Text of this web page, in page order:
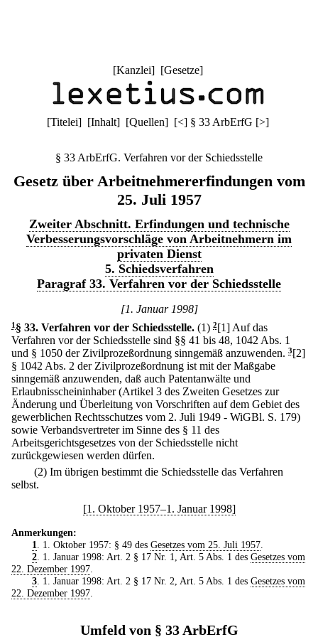
[Kanzlei] [Gesetze]
[Titelei] [Inhalt] [Quellen] [<] § 33 ArbErfG [>]
§ 33 ArbErfG. Verfahren vor der Schiedsstelle
Gesetz über Arbeitnehmererfindungen vom
25. Juli 1957
Zweiter Abschnitt. Erfindungen und technische
Verbesserungsvorschläge von Arbeitnehmern im
privaten Dienst
5. Schiedsverfahren
Paragraf 33. Verfahren vor der Schiedsstelle
[1. Januar 1998]
1 § 33. Verfahren vor der Schiedsstelle. (1) 2[1] Auf das
Verfahren vor der Schiedsstelle sind §§ 41 bis 48, 1042 Abs. 1
und § 1050 der Zivilprozeßordnung sinngemäß anzuwenden. 3[2]
§ 1042 Abs. 2 der Zivilprozeßordnung ist mit der Maßgabe
sinngemäß anzuwenden, daß auch Patentanwälte und
Erlaubnisscheininhaber (Artikel 3 des Zweiten Gesetzes zur
Änderung und Überleitung von Vorschriften auf dem Gebiet des
gewerblichen Rechtsschutzes vom 2. Juli 1949 - WiGBl. S. 179)
sowie Verbandsvertreter im Sinne des § 11 des
Arbeitsgerichtsgesetzes von der Schiedsstelle nicht
zurückgewiesen werden dürfen.
(2) Im übrigen bestimmt die Schiedsstelle das Verfahren
selbst.
[1. Oktober 1957–1. Januar 1998]
Anmerkungen:
1. 1. Oktober 1957: § 49 des Gesetzes vom 25. Juli 1957.
2. 1. Januar 1998: Art. 2 § 17 Nr. 1, Art. 5 Abs. 1 des Gesetzes vom
22. Dezember 1997.
3. 1. Januar 1998: Art. 2 § 17 Nr. 2, Art. 5 Abs. 1 des Gesetzes vom
22. Dezember 1997.
Umfeld von § 33 ArbErfG